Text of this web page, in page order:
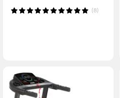
(8)